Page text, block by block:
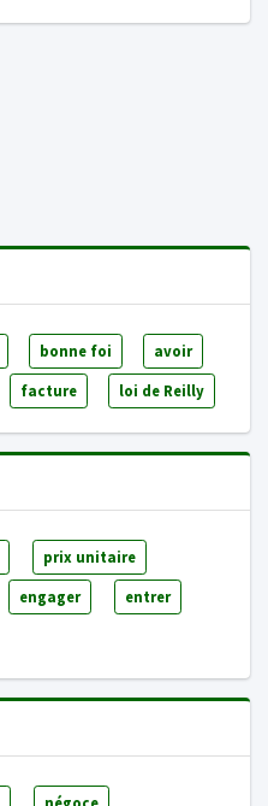
bonne foi avoir
facture loi de Reilly
prix unitaire
engager entrer